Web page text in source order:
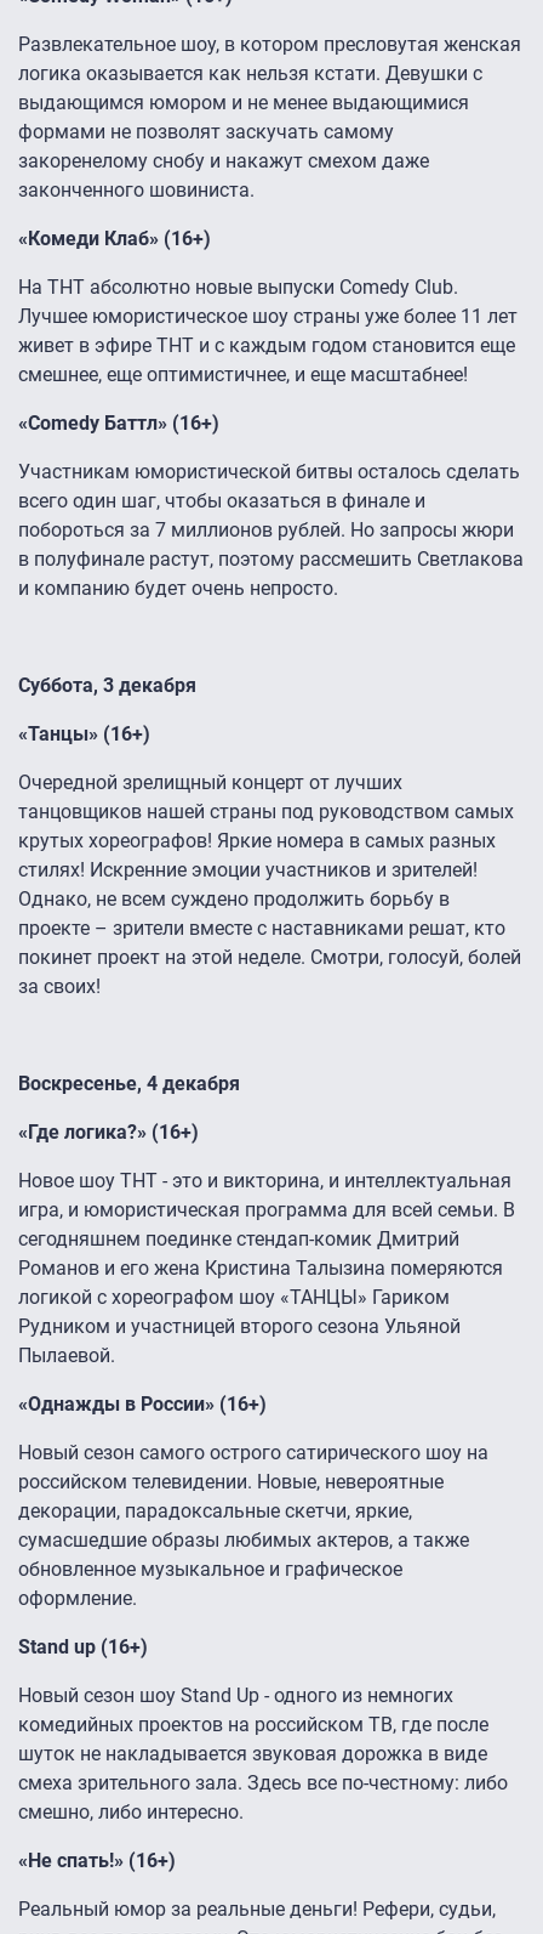
Развлекательное шоу, в котором пресловутая женская
логика оказывается как нельзя кстати. Девушки с
выдающимся юмором и не менее выдающимися
формами не позволят заскучать самому
закоренелому снобу и накажут смехом даже
законченного шовиниста.
«Комеди Клаб» (16+)
На ТНТ абсолютно новые выпуски Comedy Club.
Лучшее юмористическое шоу страны уже более 11 лет
живет в эфире ТНТ и с каждым годом становится еще
смешнее, еще оптимистичнее, и еще масштабнее!
«Comedy Баттл» (16+)
Участникам юмористической битвы осталось сделать
всего один шаг, чтобы оказаться в финале и
побороться за 7 миллионов рублей. Но запросы жюри
в полуфинале растут, поэтому рассмешить Светлакова
и компанию будет очень непросто.
Суббота, 3 декабря
«Танцы» (16+)
Очередной зрелищный концерт от лучших
танцовщиков нашей страны под руководством самых
крутых хореографов! Яркие номера в самых разных
стилях! Искренние эмоции участников и зрителей!
Однако, не всем суждено продолжить борьбу в
проекте – зрители вместе с наставниками решат, кто
покинет проект на этой неделе. Смотри, голосуй, болей
за своих!
Воскресенье, 4 декабря
«Где логика?» (16+)
Новое шоу ТНТ - это и викторина, и интеллектуальная
игра, и юмористическая программа для всей семьи. В
сегодняшнем поединке стендап-комик Дмитрий
Романов и его жена Кристина Талызина померяются
логикой с хореографом шоу «ТАНЦЫ» Гариком
Рудником и участницей второго сезона Ульяной
Пылаевой.
«Однажды в России» (16+)
Новый сезон самого острого сатирического шоу на
российском телевидении. Новые, невероятные
декорации, парадоксальные скетчи, яркие,
сумасшедшие образы любимых актеров, а также
обновленное музыкальное и графическое
оформление.
Stand up (16+)
Новый сезон шоу Stand Up - одного из немногих
комедийных проектов на российском ТВ, где после
шуток не накладывается звуковая дорожка в виде
смеха зрительного зала. Здесь все по-честному: либо
смешно, либо интересно.
«Не спать!» (16+)
Реальный юмор за реальные деньги! Рефери, судьи,